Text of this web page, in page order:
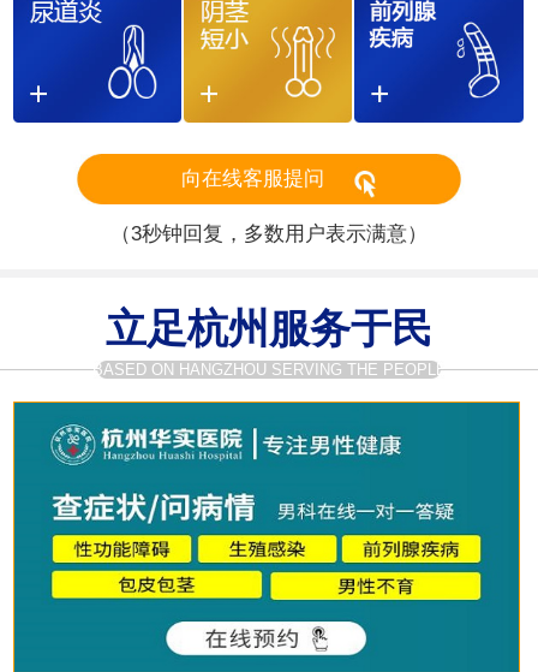
向在线客服提问
（3秒钟回复，多数用户表示满意）
立足杭州服务于民
BASED ON HANGZHOU SERVING THE PEOPLE